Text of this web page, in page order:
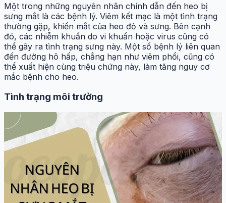
Một trong những nguyên nhân chính dẫn đến heo bị
sưng mắt là các bệnh lý. Viêm kết mạc là một tình trạng
thường gặp, khiến mắt của heo đỏ và sưng. Bên cạnh
đó, các nhiễm khuẩn do vi khuẩn hoặc virus cũng có
thể gây ra tình trạng sưng này. Một số bệnh lý liên quan
đến đường hô hấp, chẳng hạn như viêm phổi, cũng có
thể xuất hiện cùng triệu chứng này, làm tăng nguy cơ
mắc bệnh cho heo.
Tình trạng môi trường